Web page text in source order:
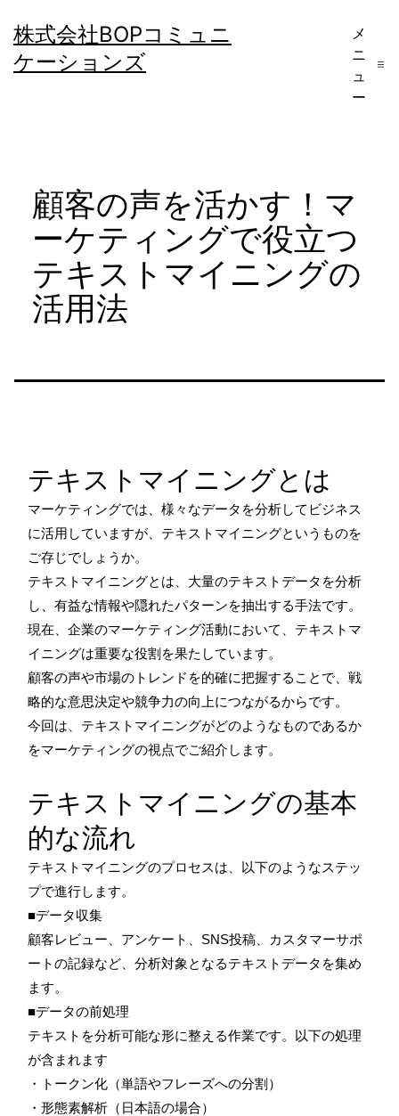
ン
テ
株式会社BOPコミュニ
ケーションズ
メ
ニ
ュ
ー
顧客の声を活かす！マ
ーケティングで役立つ
テキストマイニングの
活用法
テキストマイニングとは
マーケティングでは、様々なデータを分析してビジネス
に活用していますが、テキストマイニングというものを
ご存じでしょうか。
テキストマイニングとは、大量のテキストデータを分析
し、有益な情報や隠れたパターンを抽出する手法です。
現在、企業のマーケティング活動において、テキストマ
イニングは重要な役割を果たしています。
顧客の声や市場のトレンドを的確に把握することで、戦
略的な意思決定や競争力の向上につながるからです。
今回は、テキストマイニングがどのようなものであるか
をマーケティングの視点でご紹介します。
テキストマイニングの基本
的な流れ
テキストマイニングのプロセスは、以下のようなステッ
プで進行します。
■データ収集
顧客レビュー、アンケート、SNS投稿、カスタマーサポ
ートの記録など、分析対象となるテキストデータを集め
ます。
■データの前処理
テキストを分析可能な形に整える作業です。以下の処理
が含まれます
・トークン化（単語やフレーズへの分割）
・形態素解析（日本語の場合）